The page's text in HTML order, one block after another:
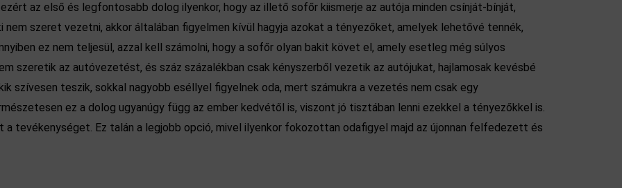
az első és legfontosabb dolog ilyenkor, hogy az illető sofőr kiismerje az autója minden csínját-bínját,
nem szeret vezetni, akkor általában figyelmen kívül hagyja azokat a tényezőket, amelyek lehetővé tennék,
ez nem teljesül, azzal kell számolni, hogy a sofőr olyan bakit követ el, amely esetleg még súlyos
szeretik az autóvezetést, és száz százalékban csak kényszerből vezetik az autójukat, hajlamosak kevésbé
szívesen teszik, sokkal nagyobb eséllyel figyelnek oda, mert számukra a vezetés nem csak egy
ez a dolog ugyanúgy függ az ember kedvétől is, viszont jó tisztában lenni ezekkel a tényezőkkel is.
a tevékenységet. Ez talán a legjobb opció, mivel ilyenkor fokozottan odafigyel majd az újonnan felfedezett és